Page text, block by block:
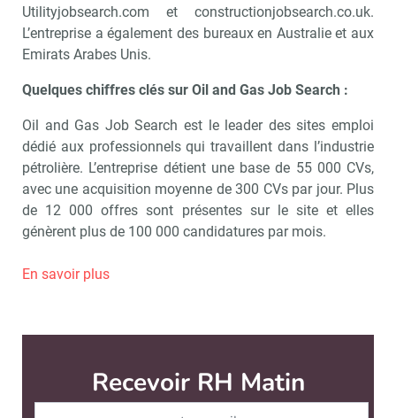
Utilityjobsearch.com et constructionjobsearch.co.uk.
L’entreprise a également des bureaux en Australie et aux
Emirats Arabes Unis.
Quelques chiffres clés sur Oil and Gas Job Search :
Oil and Gas Job Search est le leader des sites emploi
dédié aux professionnels qui travaillent dans l’industrie
pétrolière. L’entreprise détient une base de 55 000 CVs,
avec une acquisition moyenne de 300 CVs par jour. Plus
de 12 000 offres sont présentes sur le site et elles
génèrent plus de 100 000 candidatures par mois.
En savoir plus
Recevoir RH Matin